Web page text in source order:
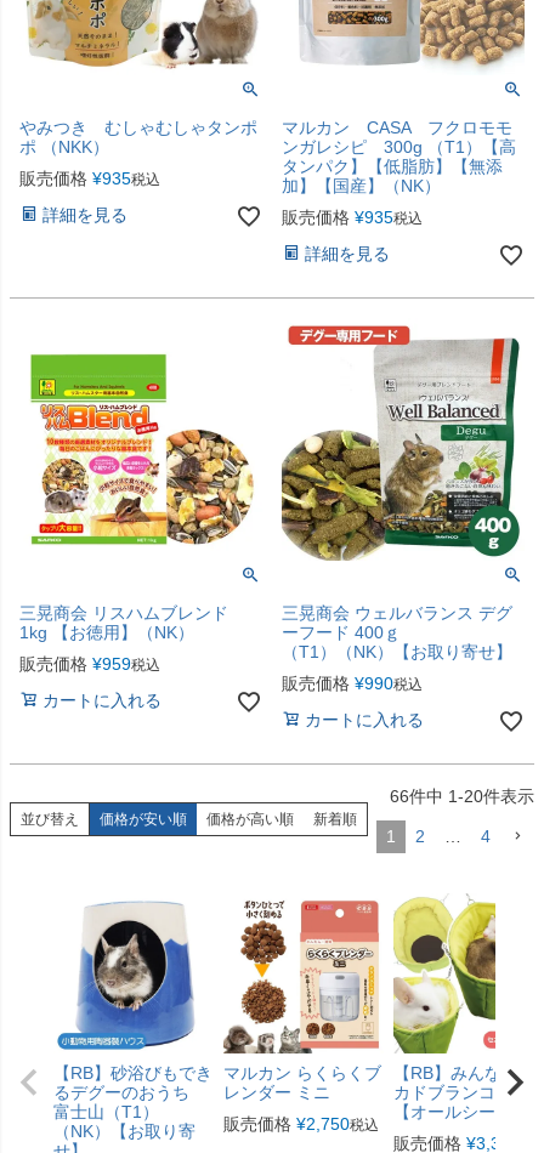
やみつき むしゃむしゃタンポ
ポ （NKK）
販売価格 ¥935税込
詳細を見る
マルカン CASA フクロモモ
ンガレシピ 300g （T1）【高
タンパク】【低脂肪】【無添
加】【国産】（NK）
販売価格 ¥935税込
詳細を見る
三晃商会 リスハムブレンド
1kg 【お徳用】（NK）
販売価格 ¥959税込
カートに入れる
三晃商会 ウェルバランス デグ
ーフード 400ｇ
（T1）（NK）【お取り寄せ】
販売価格 ¥990税込
カートに入れる
並び替え 価格が安い順 価格が高い順 新着順
66件中 1-20件表示
1 2 … 4
【RB】砂浴びもでき
るデグーのおうち
富士山（T1）
（NK）【お取り寄
マルカン らくらくブ
レンダー ミニ
販売価格 ¥2,750税込
【RB】みんなのア
カドブランコ（F2
【オールシーズン
販売価格 ¥3,300